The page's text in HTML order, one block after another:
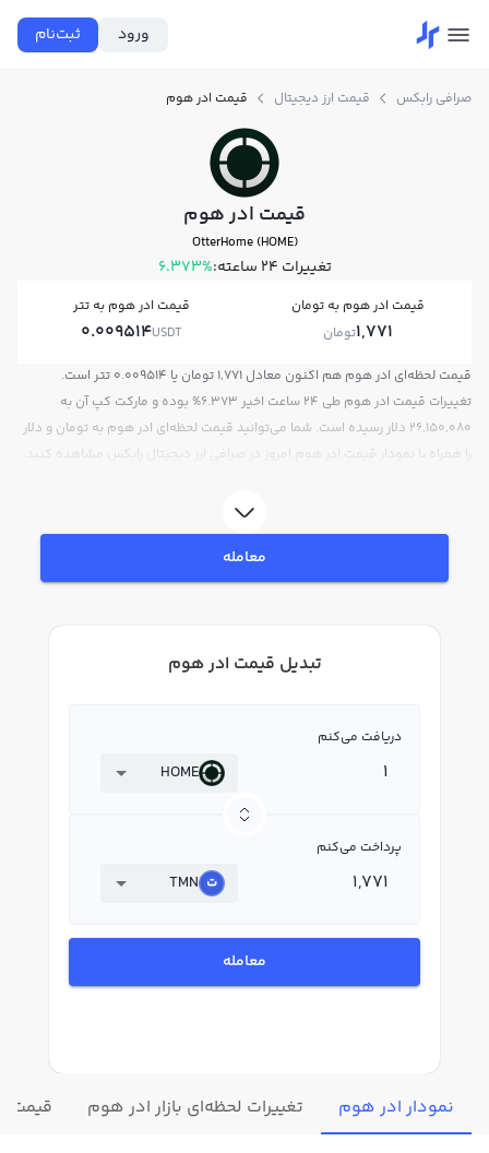
ورود ثبت‌نام
صرافی رابکس قیمت ارز دیجیتال قیمت ادر هوم
قیمت ادر هوم
OtterHome (HOME)
تغییرات ۲۴ ساعته: 6.373%
قیمت ادر هوم به تومان
1,771تومان
قیمت ادر هوم به تتر
0.009514USDT
قیمت لحظه‌ای ادر هوم هم اکنون معادل 1,771 تومان یا 0.009514 تتر است.
تغییرات قیمت ادر هوم طی 24 ساعت اخیر 6.373% بوده و مارکت کپ آن به
26,150,080 دلار رسیده است. شما می‌توانید قیمت لحظه‌ای ادر هوم به تومان و دلار
را همراه با نمودار قیمت ادر هوم امروز در صرافی ارز دیجیتال رابکس مشاهده کنید.
معامله
تبدیل قیمت ادر هوم
دریافت می‌کنم
HOME
پرداخت می‌کنم
TMN
معامله
نمودار ادر هوم تغییرات لحظه‌ای بازار ادر هوم قیمت